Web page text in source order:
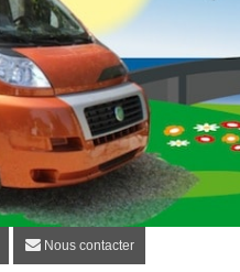
des utilisateurs de fourgons,
Nous contacter